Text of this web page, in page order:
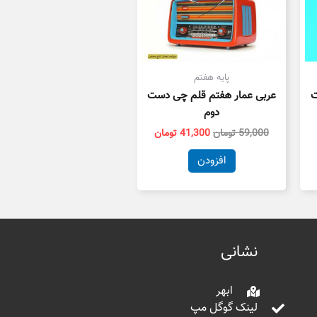
پایه هفتم
عربی عمار هفتم قلم چی دست
دوم
59,000تومان41,300تومان
افزودن
نشانی
ابهر
لینک گوگل مپ